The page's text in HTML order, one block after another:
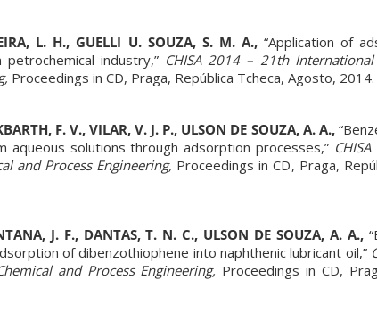
L. H., GUELLI U. SOUZA, S. M. A., “Application of
industry,”CHISA 2014 – 21th International
Proceedings in CD, Praga, República Tcheca, Agosto, 2014.
F. V., VILAR, V. J. P., ULSON DE SOUZA, A. A.,
aqueous solutions through adsorption processes,”
and Process Engineering, Proceedings in CD, Praga,
J. F., DANTAS, T. N. C., ULSON DE SOUZA, A. A.,
of dibenzothiophene into naphthenic lubricant oil,”
and Process Engineering, Proceedings in CD,